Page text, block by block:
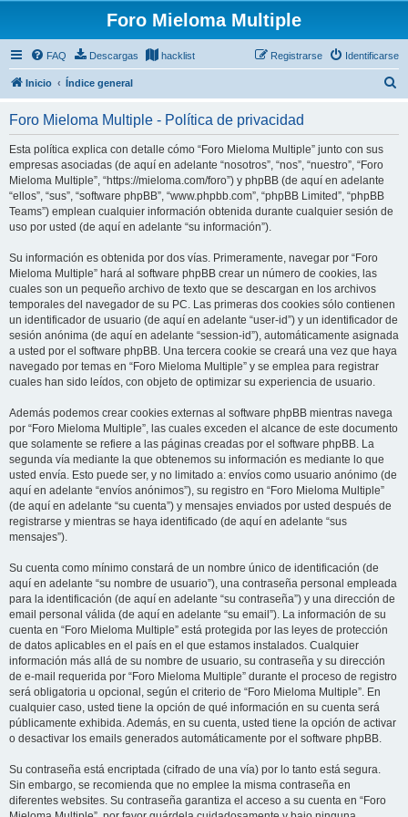
Foro Mieloma Multiple
FAQ Descargas hacklist Identificarse
Registrarse
Inicio Índice general
Foro Mieloma Multiple - Política de privacidad
Esta política explica con detalle cómo “Foro Mieloma Multiple” junto con sus
empresas asociadas (de aquí en adelante “nosotros”, “nos”, “nuestro”, “Foro
Mieloma Multiple”, “https://mieloma.com/foro”) y phpBB (de aquí en adelante
“ellos”, “sus”, “software phpBB”, “www.phpbb.com”, “phpBB Limited”, “phpBB
Teams”) emplean cualquier información obtenida durante cualquier sesión de
uso por usted (de aquí en adelante “su información”).
Su información es obtenida por dos vías. Primeramente, navegar por “Foro
Mieloma Multiple” hará al software phpBB crear un número de cookies, las
cuales son un pequeño archivo de texto que se descargan en los archivos
temporales del navegador de su PC. Las primeras dos cookies sólo contienen
un identificador de usuario (de aquí en adelante “user-id”) y un identificador de
sesión anónima (de aquí en adelante “session-id”), automáticamente asignada
a usted por el software phpBB. Una tercera cookie se creará una vez que haya
navegado por temas en “Foro Mieloma Multiple” y se emplea para registrar
cuales han sido leídos, con objeto de optimizar su experiencia de usuario.
Además podemos crear cookies externas al software phpBB mientras navega
por “Foro Mieloma Multiple”, las cuales exceden el alcance de este documento
que solamente se refiere a las páginas creadas por el software phpBB. La
segunda vía mediante la que obtenemos su información es mediante lo que
usted envía. Esto puede ser, y no limitado a: envíos como usuario anónimo (de
aquí en adelante “envíos anónimos”), su registro en “Foro Mieloma Multiple”
(de aquí en adelante “su cuenta”) y mensajes enviados por usted después de
registrarse y mientras se haya identificado (de aquí en adelante “sus
mensajes”).
Su cuenta como mínimo constará de un nombre único de identificación (de
aquí en adelante “su nombre de usuario”), una contraseña personal empleada
para la identificación (de aquí en adelante “su contraseña”) y una dirección de
email personal válida (de aquí en adelante “su email”). La información de su
cuenta en “Foro Mieloma Multiple” está protegida por las leyes de protección
de datos aplicables en el país en el que estamos instalados. Cualquier
información más allá de su nombre de usuario, su contraseña y su dirección
de e-mail requerida por “Foro Mieloma Multiple” durante el proceso de registro
será obligatoria u opcional, según el criterio de “Foro Mieloma Multiple”. En
cualquier caso, usted tiene la opción de qué información en su cuenta será
públicamente exhibida. Además, en su cuenta, usted tiene la opción de activar
o desactivar los emails generados automáticamente por el software phpBB.
Su contraseña está encriptada (cifrado de una vía) por lo tanto está segura.
Sin embargo, se recomienda que no emplee la misma contraseña en
diferentes websites. Su contraseña garantiza el acceso a su cuenta en “Foro